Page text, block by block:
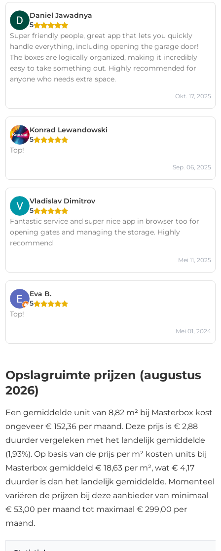
Daniel Jawadnya
5
Super friendly people, great app that lets you quickly
handle everything, including opening the garage door!
The boxes are logically organized, making it incredibly
easy to take something out. Highly recommended for
anyone who needs extra space.
Okt. 17, 2025
Konrad Lewandowski
5
Top!
Sep. 06, 2025
Vladislav Dimitrov
5
Fantastic service and super nice app in browser too for
opening gates and managing the storage. Highly
recommend
Mei 11, 2025
Eva B.
5
Top!
Mei 01, 2024
Opslagruimte prijzen (augustus
2026)
Een gemiddelde unit van 8,82 m² bij Masterbox kost
ongeveer € 152,36 per maand. Deze prijs is € 2,88
duurder vergeleken met het landelijk gemiddelde
(1,93%). Op basis van de prijs per m² kosten units bij
Masterbox gemiddeld € 18,63 per m², wat € 4,17
duurder is dan het landelijk gemiddelde. Momenteel
variëren de prijzen bij deze aanbieder van minimaal
€ 53,00 per maand tot maximaal € 299,00 per
maand.